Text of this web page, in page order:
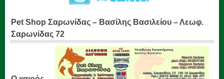
Pet Shop Σαρωνίδας – Βασίλης Βασιλείου – Λεωφ.
Σαρωνίδας 72